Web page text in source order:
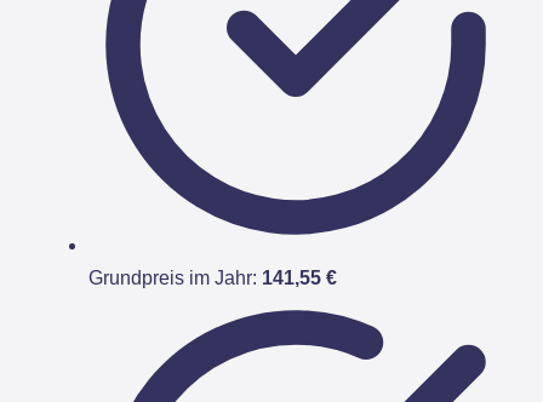
Grundpreis im Jahr: 141,55 €